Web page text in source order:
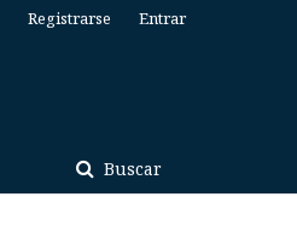
Buscar
Registrarse Entrar